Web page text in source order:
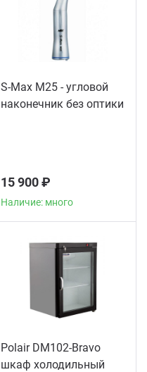
S-Max M25 - угловой
наконечник без оптики
15 900 ₽
Наличие: много
Polair DM102-Bravo
шкаф холодильный